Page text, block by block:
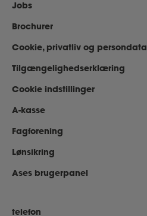
Jobs
Brochurer
Cookie, privatliv og persondata
Tilgængelighedserklæring
Cookie indstillinger
A-kasse
Fagforening
Lønsikring
Ases brugerpanel
telefon